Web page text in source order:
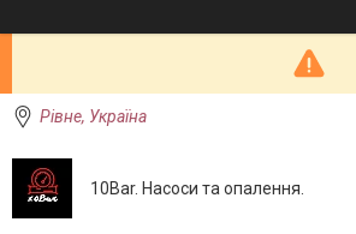
Рівне, Україна
10Bar. Насоси та опалення.